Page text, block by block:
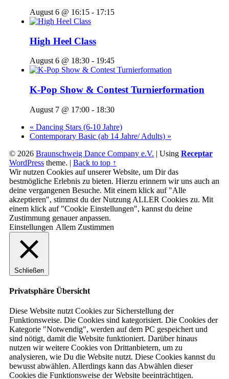
August 6 @ 16:15 - 17:15
High Heel Class
August 6 @ 18:30 - 19:45
K-Pop Show & Contest Turnierformation
August 7 @ 17:00 - 18:30
« Dancing Stars (6-10 Jahre)
Contemporary Basic (ab 14 Jahre/ Adults) »
© 2026 Braunschweig Dance Company e.V. | Using Receptar
WordPress theme. | Back to top ↑
Wir nutzen Cookies auf unserer Website, um Dir das
bestmögliche Erlebnis zu bieten. Hierzu erinnern wir uns auch an
deine vergangenen Besuche. Mit einem klick auf "Alle
akzeptieren", stimmst du der Nutzung ALLER Cookies zu. Mit
einem klick auf "Cookie Einstellungen", kannst du deine
Zustimmung genauer anpassen.
Einstellungen Allem Zustimmen
Schließen
Privatsphäre Übersicht
Diese Website nutzt Cookies zur Sicherstellung der
Funktionsweise. Die Cookies sind kategorisiert. Die Cookies der
Kategorie "Notwendig", werden auf dem PC gespeichert und
sind nötigt, damit die Website funktioniert. Darüber hinaus
nutzen wir weitere Cookies von Drittanbietern, um zu
analysieren, wie Du die Website nutzt. Diese Cookies kannst du
bewusst abwählen. Allerdings kann das Abwählen dieser
Cookies die Funktionsweise der Website beeinträchtigen.